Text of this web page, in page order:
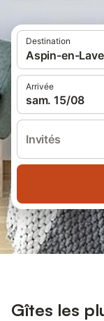
Destination
Aspin-en-
Arrivée
sam. 15/08
Invités
Gîtes les